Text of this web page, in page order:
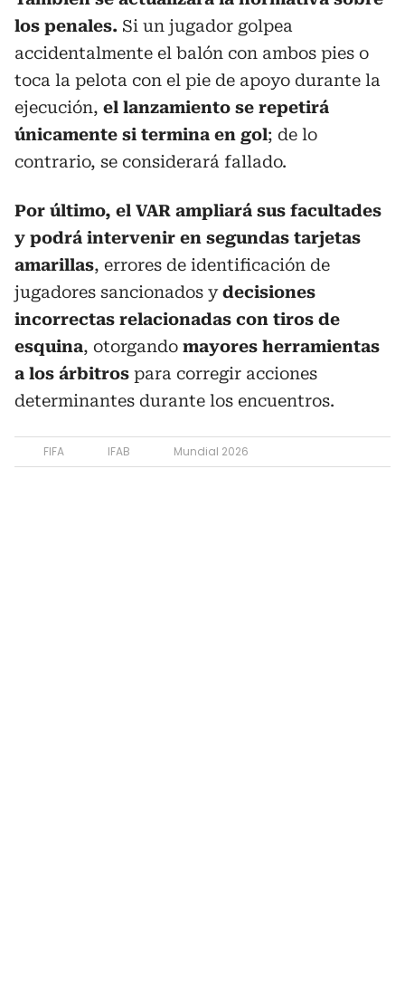
los penales. Si un jugador golpea
accidentalmente el balón con ambos pies o
toca la pelota con el pie de apoyo durante la
ejecución, el lanzamiento se repetirá
únicamente si termina en gol; de lo
contrario, se considerará fallado.
Por último, el VAR ampliará sus facultades
y podrá intervenir en segundas tarjetas
amarillas, errores de identificación de
jugadores sancionados ydecisiones
incorrectas relacionadas con tiros de
esquina, otorgando mayores herramientas
a los árbitros para corregir acciones
determinantes durante los encuentros.
FIFA IFAB Mundial 2026